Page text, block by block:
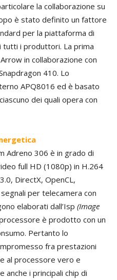
la collaborazione su
è stato definito un fattore
per la piattaforma di
tutti i produttori. La prima
in collaborazione con
410. Lo
APQ8016 ed è basato
dei quali opera con
Adreno 306 è in grado di
full HD (1080p) in H.264
DirectX, OpenCL,
per telecamera con
elaborati dall’Isp (Image
è prodotto con un
Pertanto lo
fra prestazioni
al processore vero e
i principali chip di